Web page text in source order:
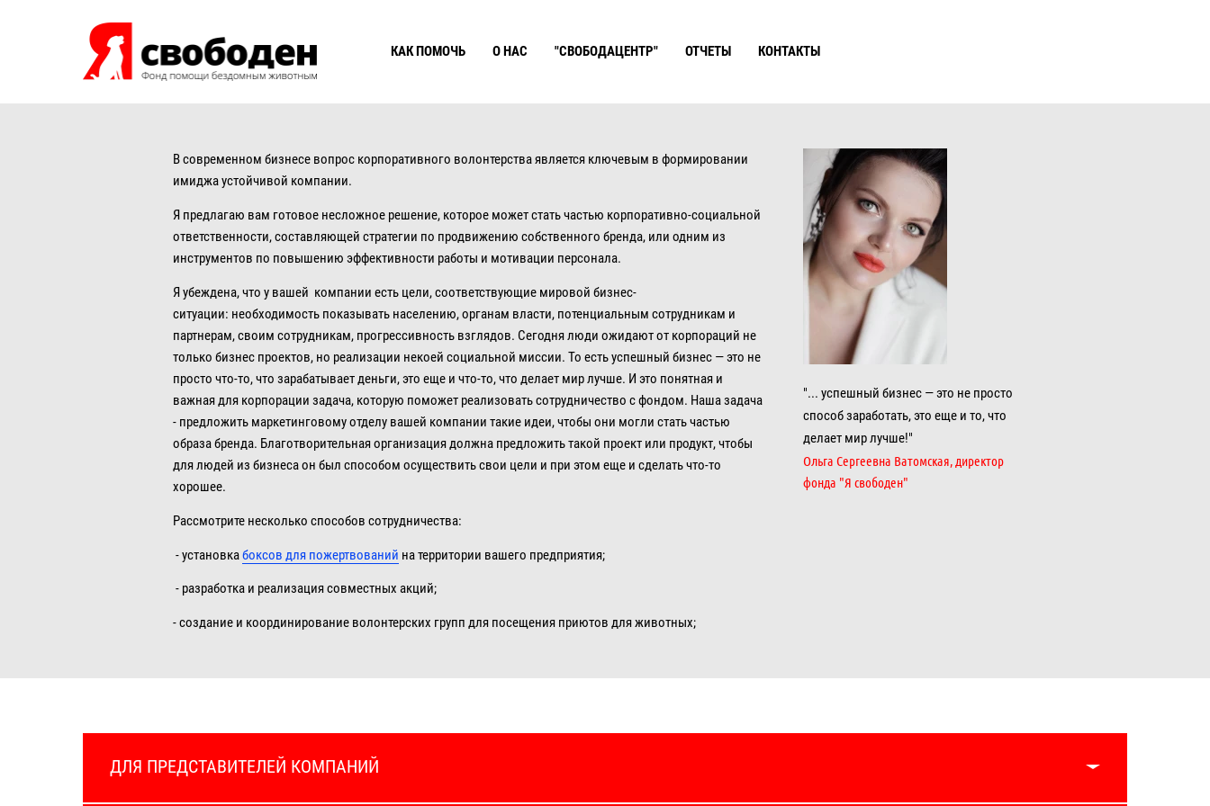
КАК ПОМОЧЬ О НАС "СВОБОДАЦЕНТР" ОТЧЕТЫ КОНТАКТЫ
"... успешный бизнес — это не просто
способ заработать, это еще и то, что
делает мир лучше!"​
Ольга Сергеевна Ватомская, директор
фонда "Я свободен"
В современном бизнесе вопрос корпоративного волонтерства является ключевым в формировании
имиджа устойчивой компании.
Я предлагаю вам готовое несложное решение, которое может стать частью корпоративно-социальной
ответственности, составляющей стратегии по продвижению собственного бренда, или одним из
инструментов по повышению эффективности работы и мотивации персонала.
Я убеждена, что у вашей компании есть цели, соответствующие мировой бизнес-
ситуации: необходимость показывать населению, органам власти, потенциальным сотрудникам и
партнерам, своим сотрудникам, прогрессивность взглядов. Сегодня люди ожидают от корпораций не
только бизнес проектов, но реализации некоей социальной миссии. То есть успешный бизнес — это не
просто что-то, что зарабатывает деньги, это еще и что-то, что делает мир лучше. И это понятная и
важная для корпорации задача, которую поможет реализовать сотрудничество с фондом. Наша задача
- предложить маркетинговому отделу вашей компании такие идеи, чтобы они могли стать частью
образа бренда. Благотворительная организация должна предложить такой проект или продукт, чтобы
для людей из бизнеса он был способом осуществить свои цели и при этом еще и сделать что-то
хорошее.
Рассмотрите несколько способов сотрудничества:
- установкабоксов для пожертвований на территории вашего предприятия;
- разработка и реализация совместных акций;
- создание и координирование волонтерских групп для посещения приютов для животных;
ДЛЯ ПРЕДСТАВИТЕЛЕЙ КОМПАНИЙ